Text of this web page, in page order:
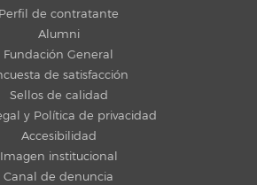
Perfil de contratante
Alumni
Fundación General
de satisfacción
Sellos de calidad
y Política de privacidad
Accesibilidad
Imagen institucional
Canal de denuncia